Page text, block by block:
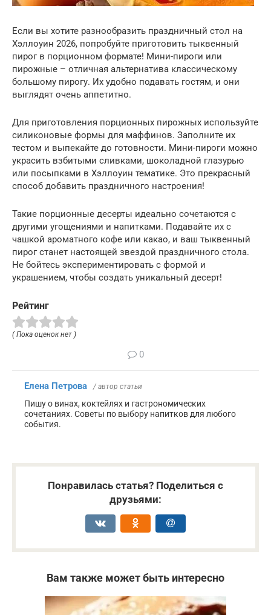
Если вы хотите разнообразить праздничный стол на
Хэллоуин 2026, попробуйте приготовить тыквенный
пирог в порционном формате! Мини-пироги или
пирожные – отличная альтернатива классическому
большому пирогу. Их удобно подавать гостям, и они
выглядят очень аппетитно.
Для приготовления порционных пирожных используйте
силиконовые формы для маффинов. Заполните их
тестом и выпекайте до готовности. Мини-пироги можно
украсить взбитыми сливками, шоколадной глазурью
или посыпками в Хэллоуин тематике. Это прекрасный
способ добавить праздничного настроения!
Такие порционные десерты идеально сочетаются с
другими угощениями и напитками. Подавайте их с
чашкой ароматного кофе или какао, и ваш тыквенный
пирог станет настоящей звездой праздничного стола.
Не бойтесь экспериментировать с формой и
украшением, чтобы создать уникальный десерт!
Рейтинг
( Пока оценок нет )
0
Елена Петрова / автор статьи
Пишу о винах, коктейлях и гастрономических
сочетаниях. Советы по выбору напитков для любого
события.
Понравилась статья? Поделиться с
друзьями:
Вам также может быть интересно